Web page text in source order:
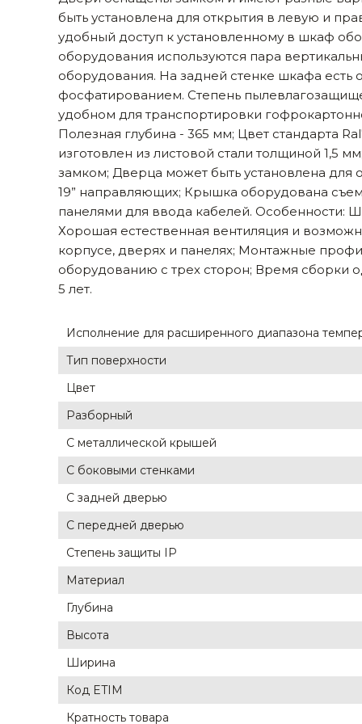
Строительные и отделочные материалы
Товары для дома
Сантехника
Автомобильные товары, инструменты
Резинотехнические, асбестовые изделия, каболка
быть установлена для открытия в левую и
удобный доступ к установленному в шкаф
оборудования используются пара
оборудования. На задней стенке шкафа
фосфатированием. Степень
удобном для транспортировки
Полезная глубина - 365 мм; Цвет стандарта
изготовлен из листовой стали толщиной 1,5
замком; Дверца может быть установлена
19” направляющих; Крышка оборудована
панелями для ввода кабелей. Особенности:
Хорошая естественная вентиляция и
корпусе, дверях и панелях; Монтажные
оборудованию с трех сторон; Время сборки
5 лет.
Исполнение для расширенного диапазона
Тип поверхности
Цвет
Разборный
С металлической крышей
С боковыми стенками
С задней дверью
С передней дверью
Степень защиты IP
Материал
Глубина
Высота
Ширина
Код ETIM
Кратность товара